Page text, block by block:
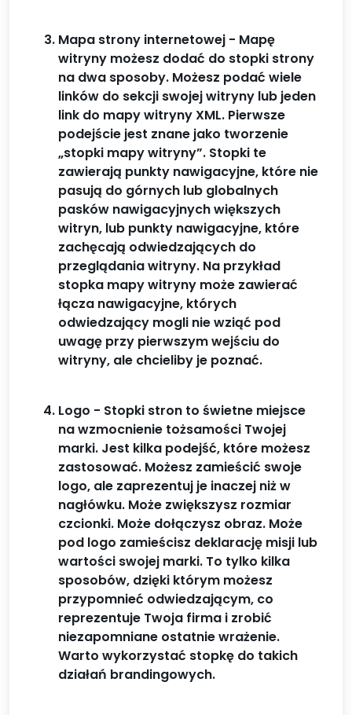
Mapa strony internetowej - Mapę
witryny możesz dodać do stopki strony
na dwa sposoby. Możesz podać wiele
linków do sekcji swojej witryny lub jeden
link do mapy witryny XML. Pierwsze
podejście jest znane jako tworzenie
„stopki mapy witryny”. Stopki te
zawierają punkty nawigacyjne, które nie
pasują do górnych lub globalnych
pasków nawigacyjnych większych
witryn, lub punkty nawigacyjne, które
zachęcają odwiedzających do
przeglądania witryny. Na przykład
stopka mapy witryny może zawierać
łącza nawigacyjne, których
odwiedzający mogli nie wziąć pod
uwagę przy pierwszym wejściu do
witryny, ale chcieliby je poznać.
Logo - Stopki stron to świetne miejsce
na wzmocnienie tożsamości Twojej
marki. Jest kilka podejść, które możesz
zastosować. Możesz zamieścić swoje
logo, ale zaprezentuj je inaczej niż w
nagłówku. Może zwiększysz rozmiar
czcionki. Może dołączysz obraz. Może
pod logo zamieścisz deklarację misji lub
wartości swojej marki. To tylko kilka
sposobów, dzięki którym możesz
przypomnieć odwiedzającym, co
reprezentuje Twoja firma i zrobić
niezapomniane ostatnie wrażenie.
Warto wykorzystać stopkę do takich
działań brandingowych.